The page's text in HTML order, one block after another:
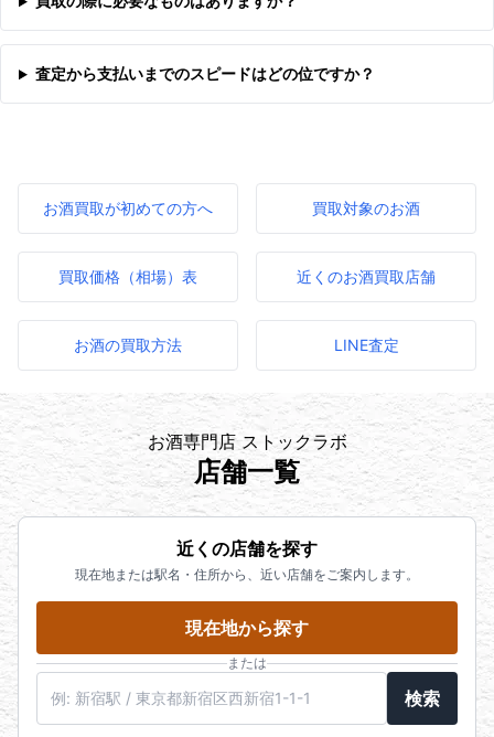
査定から支払いまでのスピードはどの位ですか？
お酒買取が初めての方へ 買取対象のお酒
買取価格（相場）表 近くのお酒買取店舗
お酒の買取方法 LINE査定
お酒専門店 ストックラボ
店舗一覧
近くの店舗を探す
現在地または駅名・住所から、近い店舗をご案内します。
現在地から探す
または
検索